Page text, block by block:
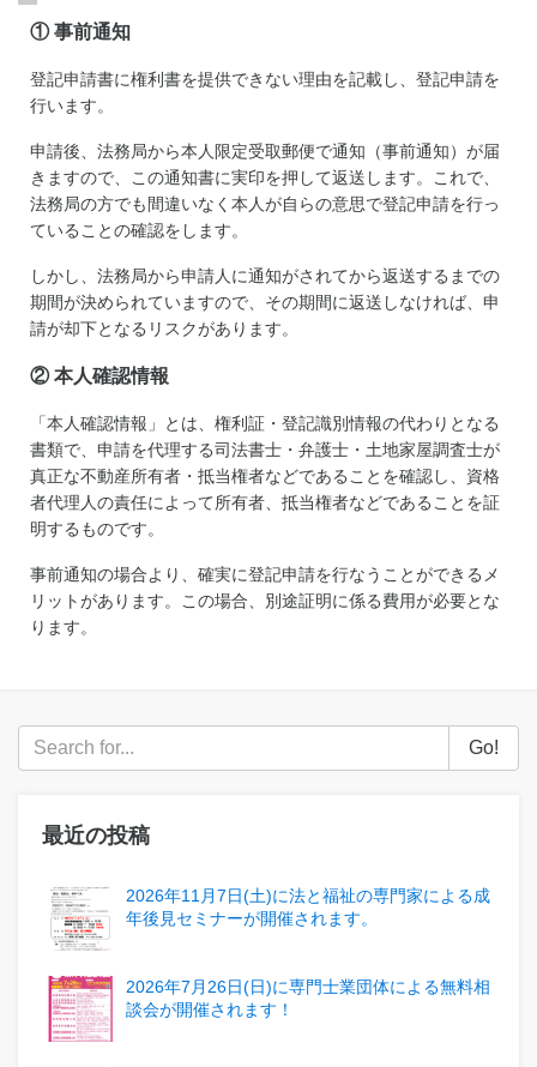
① 事前通知
登記申請書に権利書を提供できない理由を記載し、登記申請を
行います。
申請後、法務局から本人限定受取郵便で通知（事前通知）が届
きますので、この通知書に実印を押して返送します。これで、
法務局の方でも間違いなく本人が自らの意思で登記申請を行っ
ていることの確認をします。
しかし、法務局から申請人に通知がされてから返送するまでの
期間が決められていますので、その期間に返送しなければ、申
請が却下となるリスクがあります。
② 本人確認情報
「本人確認情報」とは、権利証・登記識別情報の代わりとなる
書類で、申請を代理する司法書士・弁護士・土地家屋調査士が
真正な不動産所有者・抵当権者などであることを確認し、資格
者代理人の責任によって所有者、抵当権者などであることを証
明するものです。
事前通知の場合より、確実に登記申請を行なうことができるメ
リットがあります。この場合、別途証明に係る費用が必要とな
ります。
Go!
最近の投稿
2026年11月7日(土)に法と福祉の専門家による成
年後見セミナーが開催されます。
2026年7月26日(日)に専門士業団体による無料相
談会が開催されます！